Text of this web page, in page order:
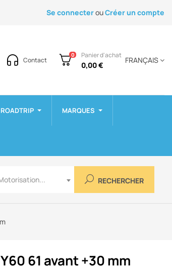
Se connecterouCréer un compte
Contact
0 Panier d'achat
0,00 €
FRANÇAIS
ROADTRIP MARQUES
RECHERCHER
61 avant +30 mm